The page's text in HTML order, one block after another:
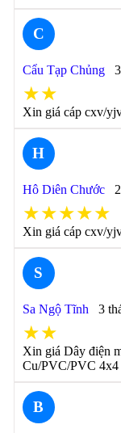
C
Cẩu Tạp Chủng
★★
Xin giá cáp cxv/
H
Hô Diên Chước
★★★★★
Xin giá cáp cxv/
S
Sa Ngộ Tĩnh 3
★★
Xin giá Dây điện
Cu/PVC/PVC 4x4
B